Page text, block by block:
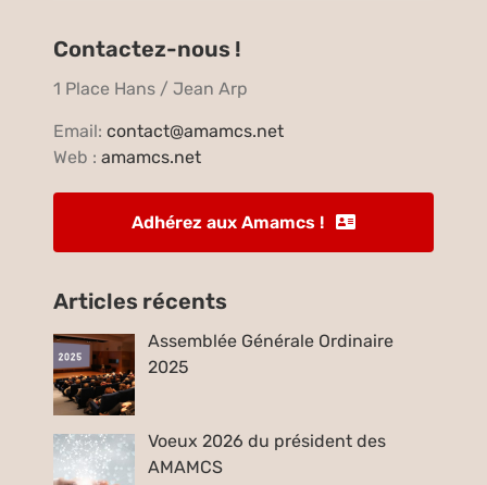
Contactez-nous !
1 Place Hans / Jean Arp
Email:contact@amamcs.net
Web :amamcs.net
Adhérez aux Amamcs !
Articles récents
Assemblée Générale Ordinaire
2025
Voeux 2026 du président des
AMAMCS